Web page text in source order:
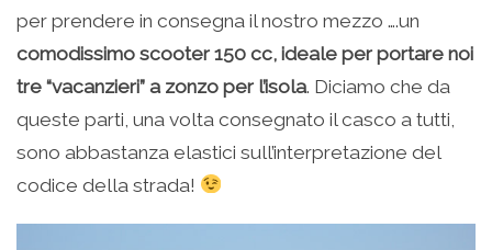
per prendere in consegna il nostro mezzo ….un
comodissimo scooter 150 cc, ideale per portare noi
tre “vacanzieri” a zonzo per l’isola. Diciamo che da
queste parti, una volta consegnato il casco a tutti,
sono abbastanza elastici sull’interpretazione del
codice della strada!